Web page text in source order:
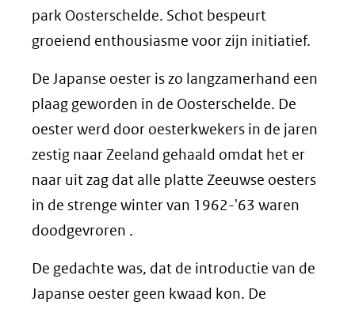
park Oosterschelde. Schot bespeurt
groeiend enthousiasme voor zijn initiatief.
De Japanse oester is zo langzamerhand een
plaag geworden in de Oosterschelde. De
oester werd door oesterkwekers in de jaren
zestig naar Zeeland gehaald omdat het er
naar uit zag dat alle platte Zeeuwse oesters
in de strenge winter van 1962-'63 waren
doodgevroren .
De gedachte was, dat de introductie van de
Japanse oester geen kwaad kon. De